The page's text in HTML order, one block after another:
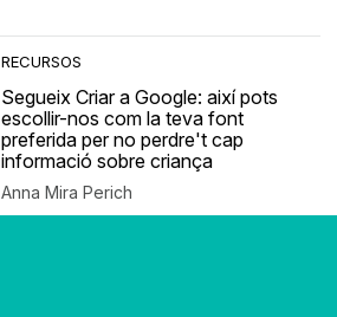
RECURSOS
Segueix Criar a Google: així pots
escollir-nos com la teva font
preferida per no perdre't cap
informació sobre criança
Anna Mira Perich